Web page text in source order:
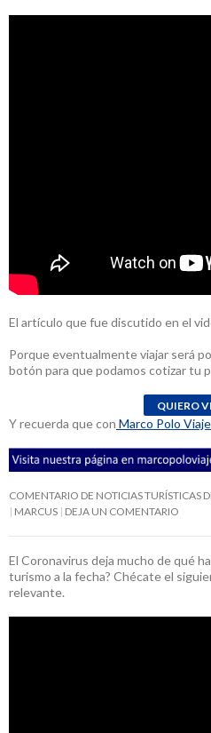
El artículo que fue discutido en el
Porque eventualmente viajar será
botón para que podamos cotizar tu
Y recuerda que con Marco Polo
COMENTARIO DE NOTICIAS TURÍSTICAS
MARCUS DEJA UN COMENTARIO
El Coronavirus deja mucho de qué
turismo a la fecha? Chécate el
relevante.